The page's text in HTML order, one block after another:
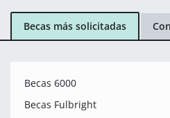
Becas más solicitadas
Becas 6000
Becas Fulbright